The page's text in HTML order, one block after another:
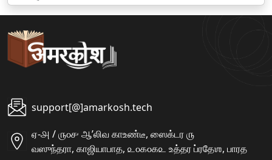
support[@]amarkosh.tech
ஏ-௮ / ௫௦௪ ஆʼலிவ காஉண்டீ, ஸைக்டர ௫
வஸுந்தரா, காஜியாபாத, ௨௦௧௦௧௨ உத்தர ப்ரதேஶ, பாரத